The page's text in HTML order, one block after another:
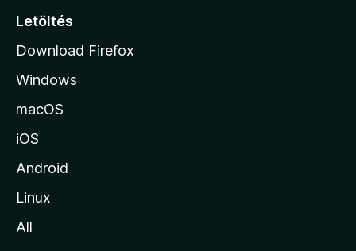
p
á
r
Letöltés
Download Firefox
Windows
macOS
iOS
Android
Linux
All